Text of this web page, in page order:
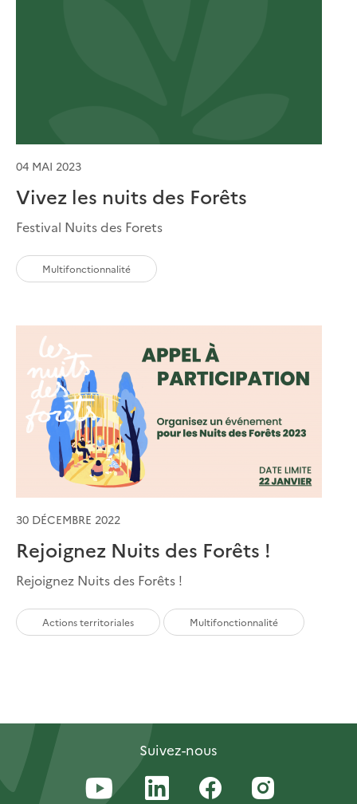
04 MAI 2023
Vivez les nuits des Forêts
Festival Nuits des Forets
Multifonctionnalité
30 DÉCEMBRE 2022
Rejoignez Nuits des Forêts !
Rejoignez Nuits des Forêts !
Actions territoriales Multifonctionnalité
Suivez-nous